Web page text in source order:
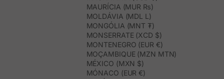
MAURÍCIA (MUR ₨)
MOLDÁVIA (MDL L)
MONGÓLIA (MNT ₮)
MONSERRATE (XCD $)
MONTENEGRO (EUR €)
MOÇAMBIQUE (MZN MTN)
MÉXICO (MXN $)
MÓNACO (EUR €)